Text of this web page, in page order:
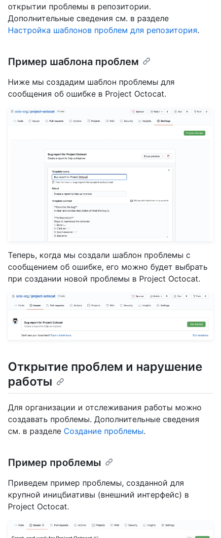
открытии проблемы в репозитории.
Дополнительные сведения см. в разделе
Настройка шаблонов проблем для репозитория.
Пример шаблона проблем
Ниже мы создадим шаблон проблемы для
сообщения об ошибке в Project Octocat.
Теперь, когда мы создали шаблон проблемы с
сообщением об ошибке, его можно будет выбрать
при создании новой проблемы в Project Octocat.
Открытие проблем и нарушение
работы
Для организации и отслеживания работы можно
создавать проблемы. Дополнительные сведения
см. в разделе Создание проблемы.
Пример проблемы
Приведем пример проблемы, созданной для
крупной иницбиативы (внешний интерфейс) в
Project Octocat.